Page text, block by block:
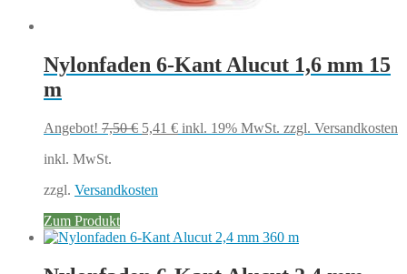
Nylonfaden 6-Kant Alucut 1,6 mm 15
m
Angebot! 7,50€ Ursprünglicher
5,41 €Aktueller
inkl. 19% MwSt. zzgl. Versandkosten
inkl. MwSt.
zzgl. Versandkosten
Zum Produkt